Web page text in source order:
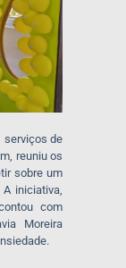
serviços de
reuniu os
sobre um
iniciativa,
com
Moreira